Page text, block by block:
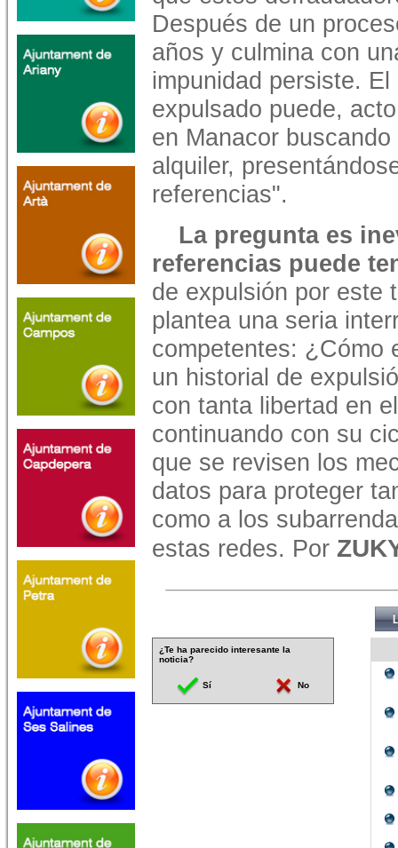
Después de un
años y culmina con
impunidad persiste.
expulsado puede,
en Manacor
alquiler,
referencias".
La pregunta es
referencias puede
de expulsión por este
plantea una seria
competentes: ¿Cómo
un historial de
con tanta libertad en
continuando con su
que se revisen los
datos para proteger
como a los
estas redes. Por
¿Te ha parecido interesante la
noticia?
Sí No